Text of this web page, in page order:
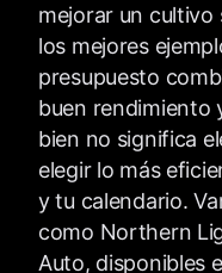
mejorar un cultivo
los mejores
presupuesto
buen rendimiento
bien no significa
elegir lo más
y tu calendario.
como Northern
Auto, disponibles